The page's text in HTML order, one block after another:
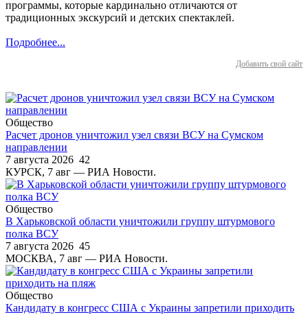
программы, которые кардинально отличаются от
традиционных экскурсий и детских спектаклей.
Подробнее...
Добавить свой сайт
Общество
Расчет дронов уничтожил узел связи ВСУ на Сумском
направлении
7 августа 2026 42
КУРСК, 7 авг — РИА Новости.
Общество
В Харьковской области уничтожили группу штурмового
полка ВСУ
7 августа 2026 45
МОСКВА, 7 авг — РИА Новости.
Общество
Кандидату в конгресс США с Украины запретили приходить